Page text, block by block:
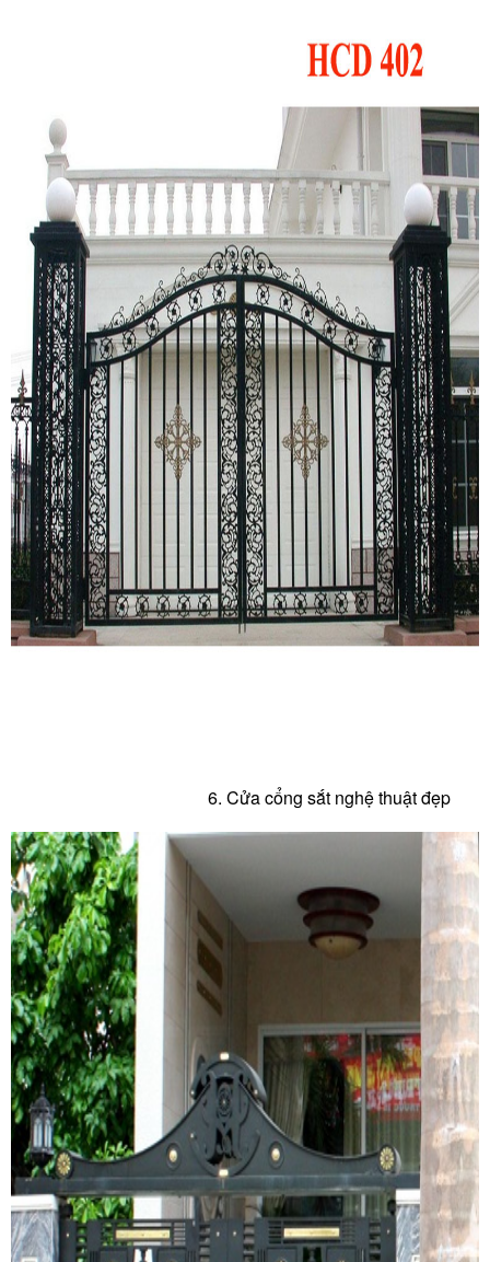
6. Cửa cổng sắt nghệ thuật đẹp